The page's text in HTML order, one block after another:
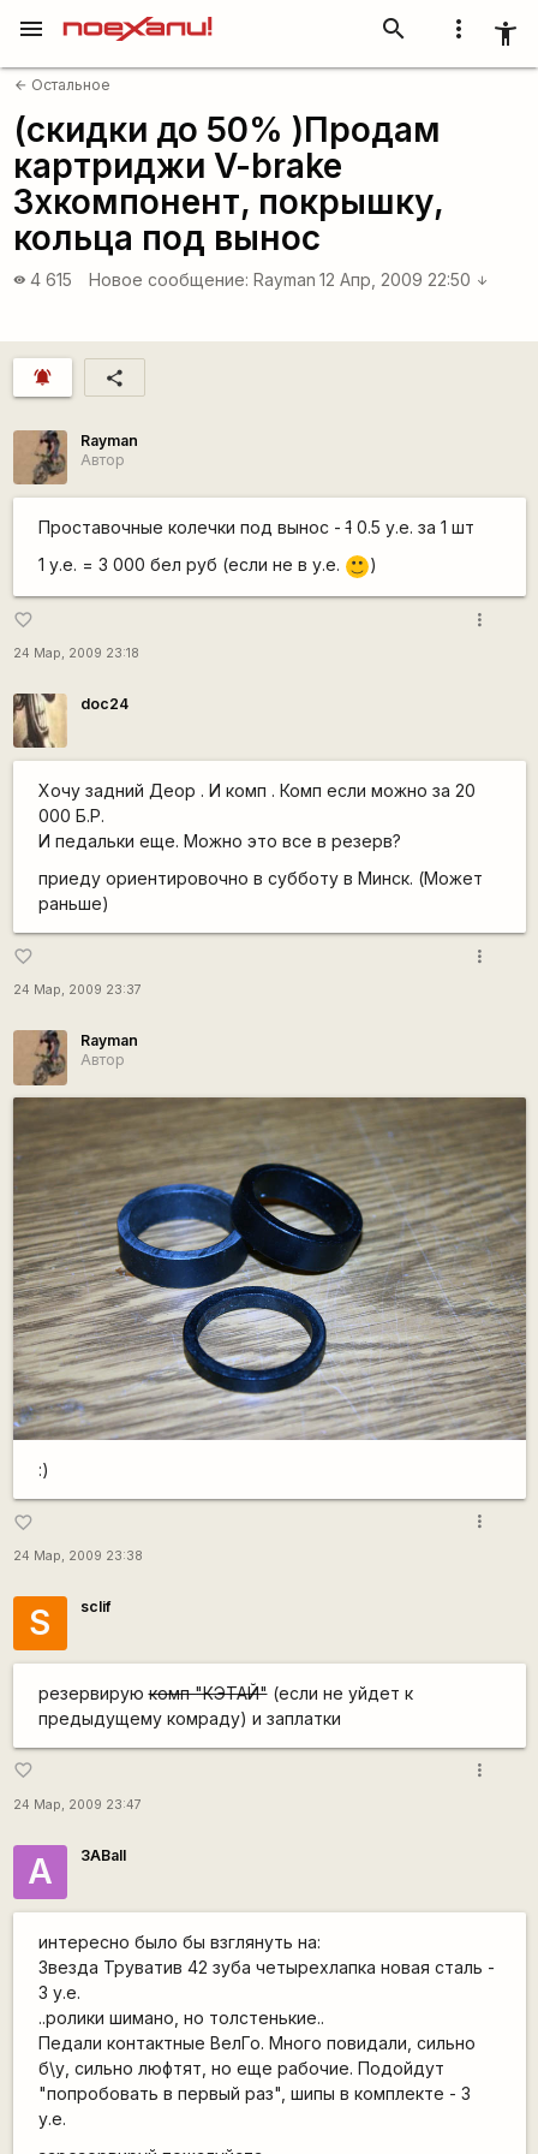
more_vert accessibility_new
search
menu
arrow_back Остальное
(скидки до 50% )Продам
картриджи V-brake
3хкомпонент, покрышку,
кольца под вынос
visibility 4 615 Новое сообщение: Rаyman 12 Апр, 2009 22:50 arrow_downward
notifications_active share
Rаyman
Автор
Проставочные колечки под вынос -10.5 у.е. за 1 шт
1 у.е. = 3 000 бел руб (если не в у.е.
:) )
favorite_border
24 Мар, 2009 23:18
more_vert
doc24
Хочу задний Деор . И комп . Комп если можно за 20
000 Б.Р.
И педальки еще. Можно это все в резерв?
приеду ориентировочно в субботу в Минск. (Может
раньше)
favorite_border
24 Мар, 2009 23:37
more_vert
Rаyman
Автор
:)
favorite_border
24 Мар, 2009 23:38
more_vert
S sclif
резервируюкомп "КЭТАЙ"(если не уйдет к
предыдущему комраду) и заплатки
favorite_border
24 Мар, 2009 23:47
more_vert
A 3ABall
интересно было бы взглянуть на:
Звезда Труватив 42 зуба четырехлапка новая сталь -
3 у.е.
..ролики шимано, но толстенькие..
Педали контактные ВелГо. Много повидали, сильно
б\у, сильно люфтят, но еще рабочие. Подойдут
"попробовать в первый раз", шипы в комплекте - 3
у.е.